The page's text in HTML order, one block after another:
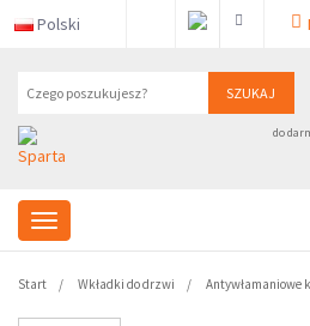
Polski
SZUKAJ
do
Start Wkładki do drzwi Antywłamaniowe